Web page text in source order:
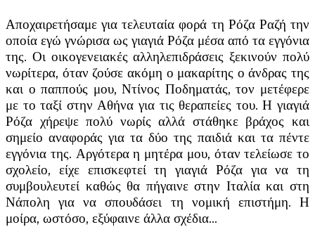
Αποχαιρετήσαμε για τελευταία φορά τη Ρόζα Ραζή την
οποία εγώ γνώρισα ως γιαγιά Ρόζα μέσα από τα εγγόνια
της. Οι οικογενειακές αλληλεπιδράσεις ξεκινούν πολύ
νωρίτερα, όταν ζούσε ακόμη ο μακαρίτης ο άνδρας της
και ο παππούς μου, Ντίνος Ποδηματάς, τον μετέφερε
με το ταξί στην Αθήνα για τις θεραπείες του. Η γιαγιά
Ρόζα χήρεψε πολύ νωρίς αλλά στάθηκε βράχος και
σημείο αναφοράς για τα δύο της παιδιά και τα πέντε
εγγόνια της. Αργότερα η μητέρα μου, όταν τελείωσε το
σχολείο, είχε επισκεφτεί τη γιαγιά Ρόζα για να τη
συμβουλευτεί καθώς θα πήγαινε στην Ιταλία και στη
Νάπολη για να σπουδάσει τη νομική επιστήμη. Η
μοίρα, ωστόσο, εξύφαινε άλλα σχέδια…